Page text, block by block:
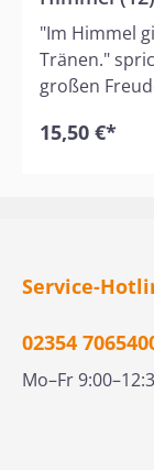
"Im Himmel
Tränen."
großen
dem
Himmel.
gewohnt
15,50 €*
Service-
02354
Mo–Fr